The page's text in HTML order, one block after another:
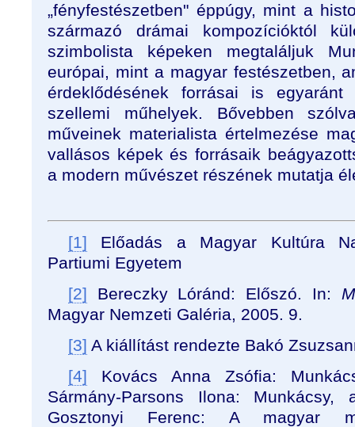
„fényfestészetben" éppúgy, mint a
származó drámai kompozícióktól
szimbolista képeken megtaláljuk
európai, mint a magyar festészetben,
érdeklődésének forrásai is
szellemi műhelyek. Bővebben
műveinek materialista értelmezése
vallásos képek és forrásaik
a modern művészet részének mutatja
[1] Előadás a Magyar Kultúra
Partiumi Egyetem
[2] Bereczky Lóránd: Előszó. In:
Magyar Nemzeti Galéria, 2005. 9.
[3] A kiállítást rendezte Bakó
[4] Kovács Anna Zsófia:
Sármány-Parsons Ilona: Munkácsy,
Gosztonyi Ferenc: A magyar